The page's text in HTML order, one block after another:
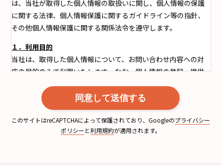
は、当社が取得した個人情報の取扱いに関し、個人情報の保護
に関する法律、個人情報保護に関するガイドライン等の指針、
その他個人情報保護に関する関係法令を遵守します。
１．利用目的
当社は、取得した個人情報について、お問い合わせ内容への対
応の目的のみで利用いたします。なお、個人情報の登録・提供
はお客様の任意となりますが、必要事項にご記入頂けない場
合、お客様のご要望にお応えできない場合がありますのでご了
承ください。
２．第三者提供について
このサイトはreCAPTCHAによって保護されており、Googleのプライバシー
ポリシーと利用規約が適用されます。